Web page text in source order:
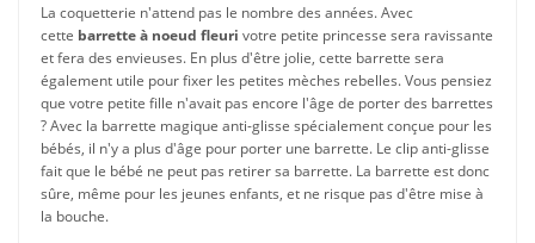
La coquetterie n'attend pas le nombre des années. Avec
cette barrette à noeud fleuri votre petite princesse sera ravissante
et fera des envieuses. En plus d'être jolie, cette barrette sera
également utile pour fixer les petites mèches rebelles. Vous pensiez
que votre petite fille n'avait pas encore l'âge de porter des barrettes
? Avec la barrette magique anti-glisse spécialement conçue pour les
bébés, il n'y a plus d'âge pour porter une barrette. Le clip anti-glisse
fait que le bébé ne peut pas retirer sa barrette. La barrette est donc
sûre, même pour les jeunes enfants, et ne risque pas d'être mise à
la bouche.